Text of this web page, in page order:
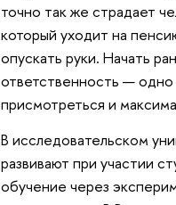
точно так же страдает
который уходит на
опускать руки. Начать
ответственность —
присмотреться и
В исследовательском
развивают при участии
обучение через